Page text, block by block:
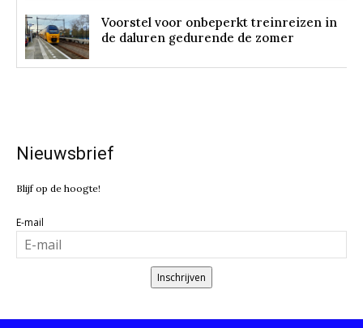
Voorstel voor onbeperkt treinreizen in
de daluren gedurende de zomer
Nieuwsbrief
Blijf op de hoogte!
E-mail
Inschrijven